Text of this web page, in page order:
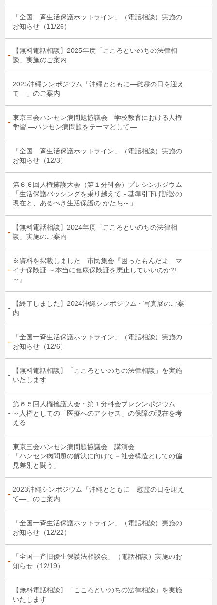
「全国一斉生活保護ホットライン」（電話相談）実施の
お知らせ（11/26）
【無料電話相談】2025年度「こころといのちの法律相
談」実施のご案内
2025沖縄シンポジウム「沖縄とともに―慰霊の日を迎え
て―」のご案内
東京三会ハンセン病問題協議会 学校教育における人権
学習 ―ハンセン病問題をテーマとして―
「全国一斉生活保護ホットライン」（電話相談）実施の
お知らせ（12/3）
第６６回人権擁護大会（第１分科会）プレシンポジウム
「生活保護バッシングを乗り越えて～基準引下げ訴訟の
現在と、あるべき生活保護の かたち～」
【無料電話相談】2024年度「こころといのちの法律相
談」実施のご案内
※資料を掲載しました 市民集会『困ったもんだよ、マ
イナ保険証 ～本当に健康保険証を廃止していいのか?!
～』
【終了しました】2024沖縄シンポジウム・写真展のご案
内
「全国一斉生活保護ホットライン」（電話相談）実施の
お知らせ（12/6）
【無料電話相談】「こころといのちの法律相談」を実施
いたします
第６５回人権擁護大会・第１分科会プレシンポジウム
～人権としての「医療へのアクセス」の保障の現在を考
える
東京三会ハンセン病問題協議会 講演会
「ハンセン病問題の解決に向けて－社会構造としての偏
見差別と闘う」
2023沖縄シンポジウム「沖縄とともに―慰霊の日を迎え
て―」のご案内
「全国一斉生活保護ホットライン」（電話相談）実施の
お知らせ（12/22）
「全国一斉旧優生保護法相談会」（電話相談）実施のお
知らせ（12/19）
【無料電話相談】「こころといのちの法律相談」を実施
いたします